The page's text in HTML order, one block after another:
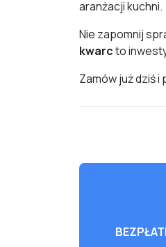
aranżacji kuchni.
Nie zapomnij
kwarcto
Zamów już dziś i